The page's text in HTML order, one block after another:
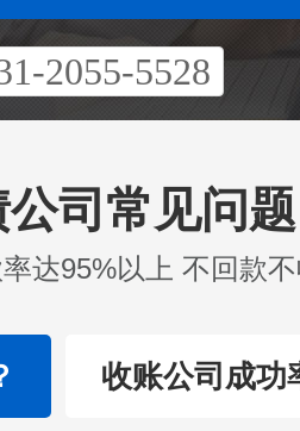
2055-5528
司常见问题
达95%以上 不回款
收账公司成功